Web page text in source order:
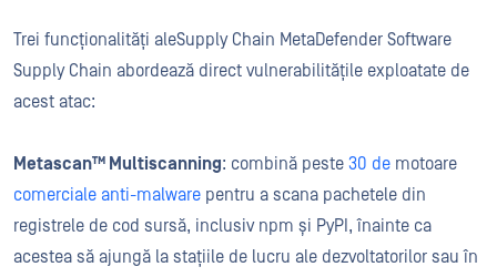
Trei funcționalități aleSupply Chain MetaDefender Software
Supply Chain abordează direct vulnerabilitățile exploatate de
acest atac:
Metascan™ Multiscanning: combină peste 30 de motoare
comerciale anti-malware pentru a scana pachetele din
registrele de cod sursă, inclusiv npm și PyPI, înainte ca
acestea să ajungă la stațiile de lucru ale dezvoltatorilor sau în